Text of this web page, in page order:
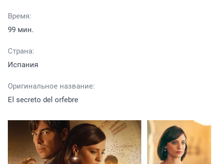
Время:
99 мин.
Страна:
Испания
Оригинальное название:
El secreto del orfebre